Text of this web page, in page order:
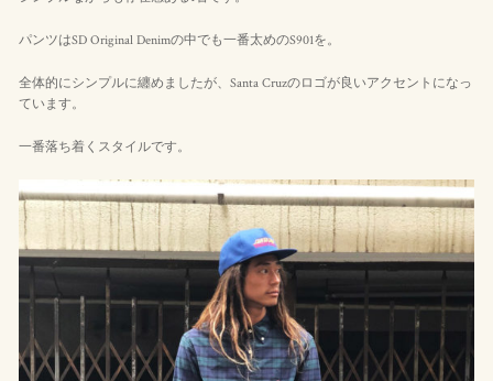
パンツはSD Original Denimの中でも一番太めのS901を。
全体的にシンプルに纏めましたが、Santa Cruzのロゴが良いアクセントになっ
ています。
一番落ち着くスタイルです。